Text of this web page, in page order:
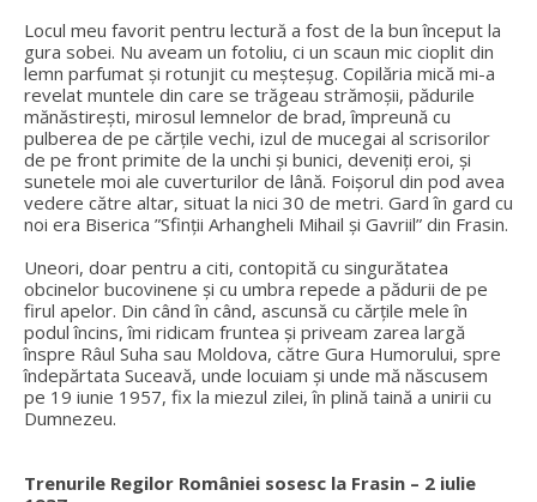
Locul meu favorit pentru lectură a fost de la bun început la
gura sobei. Nu aveam un fotoliu, ci un scaun mic cioplit din
lemn parfumat și rotunjit cu meșteșug. Copilăria mică mi-a
revelat muntele din care se trăgeau strămoșii, pădurile
mănăstirești, mirosul lemnelor de brad, împreună cu
pulberea de pe cărțile vechi, izul de mucegai al scrisorilor
de pe front primite de la unchi și bunici, deveniți eroi, și
sunetele moi ale cuverturilor de lână. Foișorul din pod avea
vedere către altar, situat la nici 30 de metri. Gard în gard cu
noi era Biserica ”Sfinții Arhangheli Mihail și Gavriil” din Frasin.
Uneori, doar pentru a citi, contopită cu singurătatea
obcinelor bucovinene și cu umbra repede a pădurii de pe
firul apelor. Din când în când, ascunsă cu cărțile mele în
podul încins, îmi ridicam fruntea și priveam zarea largă
înspre Râul Suha sau Moldova, către Gura Humorului, spre
îndepărtata Suceavă, unde locuiam și unde mă născusem
pe 19 iunie 1957, fix la miezul zilei, în plină taină a unirii cu
Dumnezeu.
Trenurile Regilor României sosesc la Frasin – 2 iulie